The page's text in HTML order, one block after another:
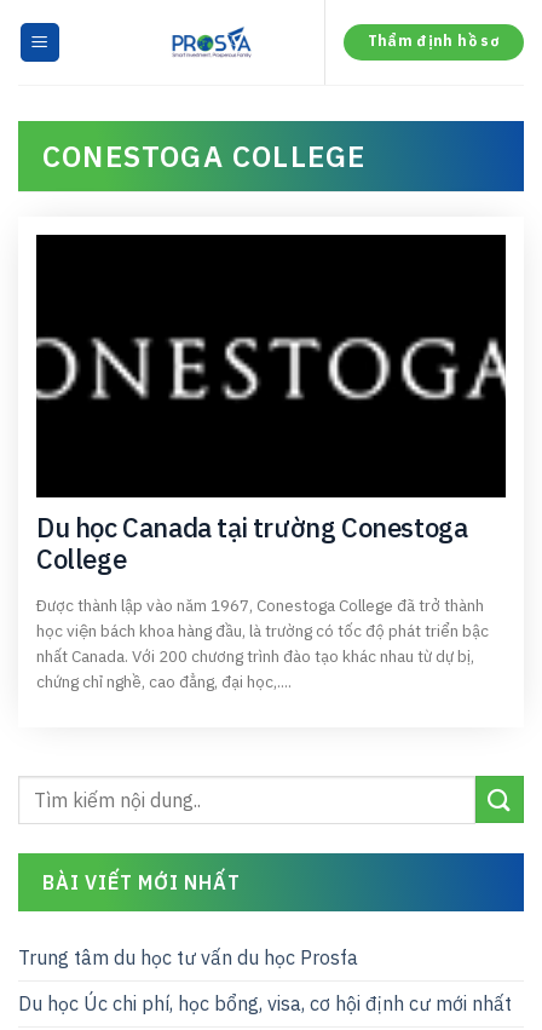
Thẩm định hồ sơ
BÀI VIẾT MỚI NHẤT
Trung tâm du học tư vấn du học Prosfa
Du học Úc chi phí, học bổng, visa, cơ hội định cư mới nhất
CONESTOGA COLLEGE
Du học Canada tại trường Conestoga
College
Được thành lập vào năm 1967, Conestoga College đã trở thành
học viện bách khoa hàng đầu, là trường có tốc độ phát triển bậc
nhất Canada. Với 200 chương trình đào tạo khác nhau từ dự bị,
chứng chỉ nghề, cao đẳng, đại học,....